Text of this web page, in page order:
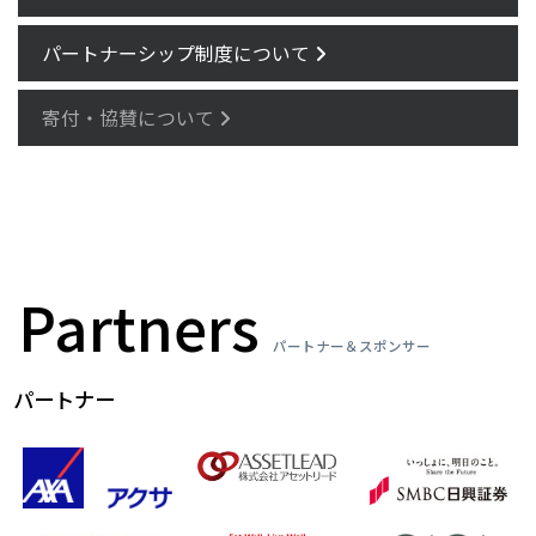
パートナーシップ制度について
寄付・協賛について
Partners パートナー＆スポンサー
パートナー